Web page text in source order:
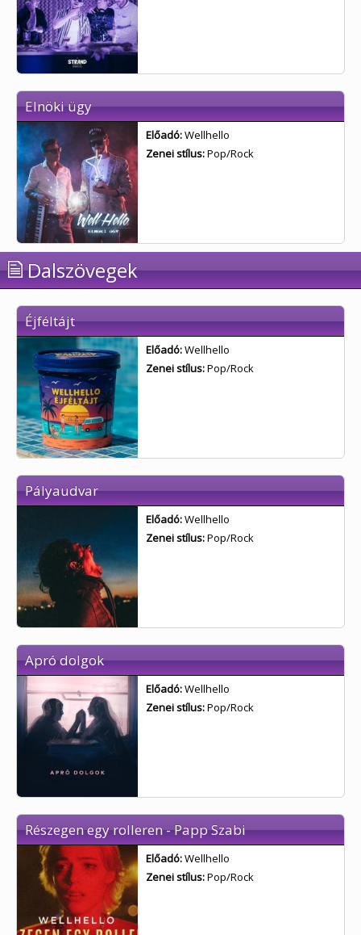
Elnöki ügy
Előadó:Wellhello
Zenei stílus:Pop/Rock
Dalszövegek
Éjféltájt
Előadó:Wellhello
Zenei stílus:Pop/Rock
Pályaudvar
Előadó:Wellhello
Zenei stílus:Pop/Rock
Apró dolgok
Előadó:Wellhello
Zenei stílus:Pop/Rock
Részegen egy rolleren - Papp Szabi
Előadó:Wellhello
Zenei stílus:Pop/Rock